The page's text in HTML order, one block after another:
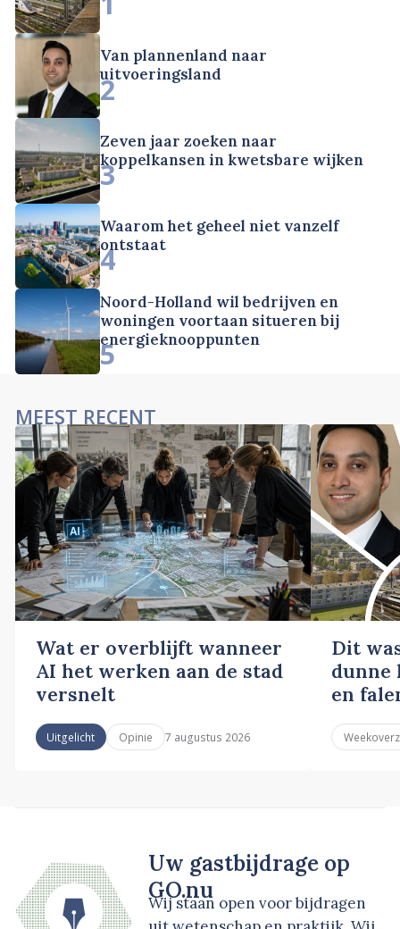
Van plannenland naar
uitvoeringsland
2
Zeven jaar zoeken naar
koppelkansen in kwetsbare wijken
3
Waarom het geheel niet vanzelf
ontstaat
4
Noord-Holland wil bedrijven en
woningen voortaan situeren bij
energieknooppunten
5
MEEST RECENT
Wat er overblijft wanneer
AI het werken aan de stad
versnelt
Uitgelicht Opinie 7 augustus 2026
Dit
dunne
en
Uw gastbijdrage op
GO.nu
Wij staan open voor bijdragen